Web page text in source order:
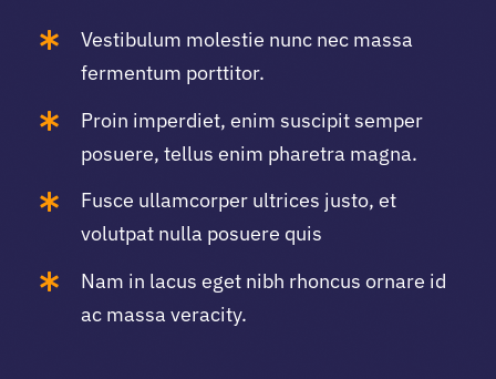
Vestibulum molestie nunc nec massa
fermentum porttitor.
Proin imperdiet, enim suscipit semper
posuere, tellus enim pharetra magna.
Fusce ullamcorper ultrices justo, et
volutpat nulla posuere quis
Nam in lacus eget nibh rhoncus ornare id
ac massa veracity.